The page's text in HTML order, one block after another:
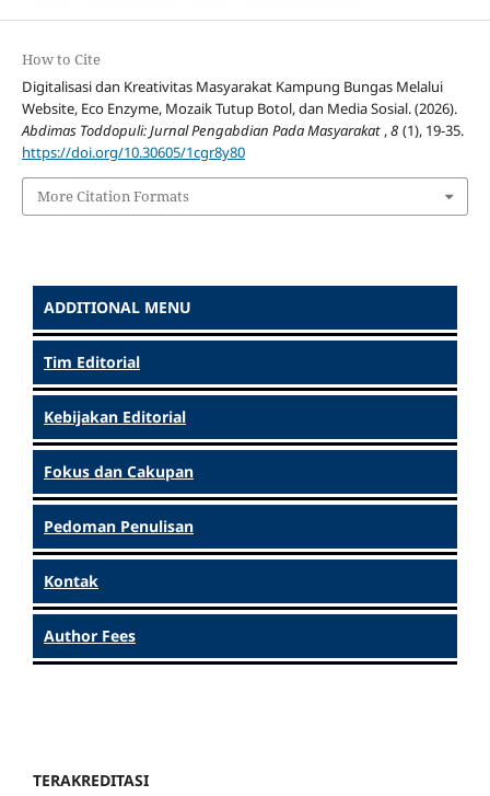
How to Cite
Digitalisasi dan Kreativitas Masyarakat Kampung Bungas Melalui
Website, Eco Enzyme, Mozaik Tutup Botol, dan Media Sosial. (2026).
Abdimas Toddopuli: Jurnal Pengabdian Pada Masyarakat ,8 (1), 19-35.
https://doi.org/10.30605/1cgr8y80
More Citation Formats
ADDITIONAL MENU
Tim Editorial
Kebijakan Editorial
Fokus dan Cakupan
Pedoman Penulisan
Kontak
Author Fees
TERAKREDITASI